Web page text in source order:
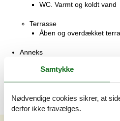
WC. Varmt og koldt vand
Terrasse
Åben og overdækket
Anneks
Enkelt seng
Samtykke
Nødvendige cookies sikrer, at
derfor ikke fravælges.